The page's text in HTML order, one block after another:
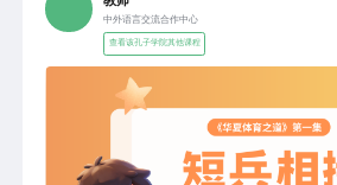
中外语言交流合作中心
查看该孔子学院其他课程